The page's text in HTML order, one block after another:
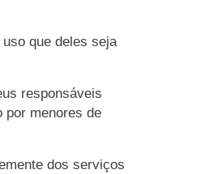
que deles seja
responsáveis
por menores de
dos serviços